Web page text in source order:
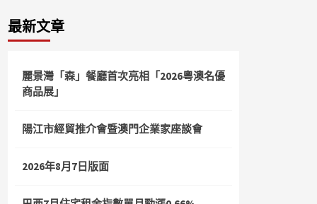
最新文章
麗景灣「森」餐廳首次亮相「2026粵澳名優
商品展」
陽江市經貿推介會暨澳門企業家座談會
2026年8月7日版面